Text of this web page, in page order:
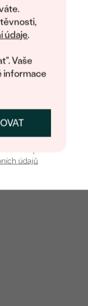
údaje.
Vaše
informace
Eppi.
obratem
váš první
SLEVU
údajů